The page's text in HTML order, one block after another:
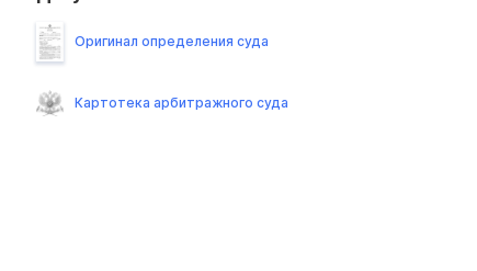
Оригинал определения суда
Картотека арбитражного суда